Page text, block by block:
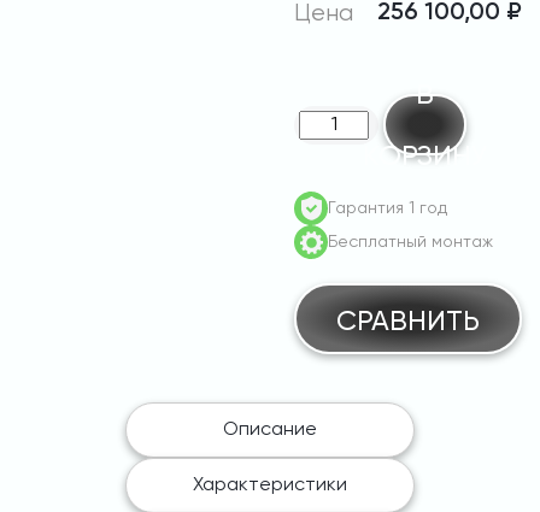
Цена 256 100,00 ₽
Количество
Orbis
VIARIS
COMBI+1x22
розеткой
T2
В
КОРЗИНУ
Гарантия 1 год
Бесплатный монтаж
СРАВНИТЬ
Описание
Характеристики